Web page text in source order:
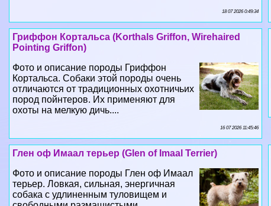
18 07 2026 0:49:34
Гриффон Кортальса (Korthals Griffon, Wirehaired
Pointing Griffon)
Фото и описание породы Гриффон
Кортальса. Собаки этой породы очень
отличаются от традиционных охотничьих
пород пойнтеров. Их применяют для
охоты на мелкую дичь....
16 07 2026 11:45:46
Глен оф Имаал терьер (Glen of Imaal Terrier)
Фото и описание породы Глен оф Имаал
терьер. Ловкая, сильная, энергичная
собака с удлиненным туловищем и